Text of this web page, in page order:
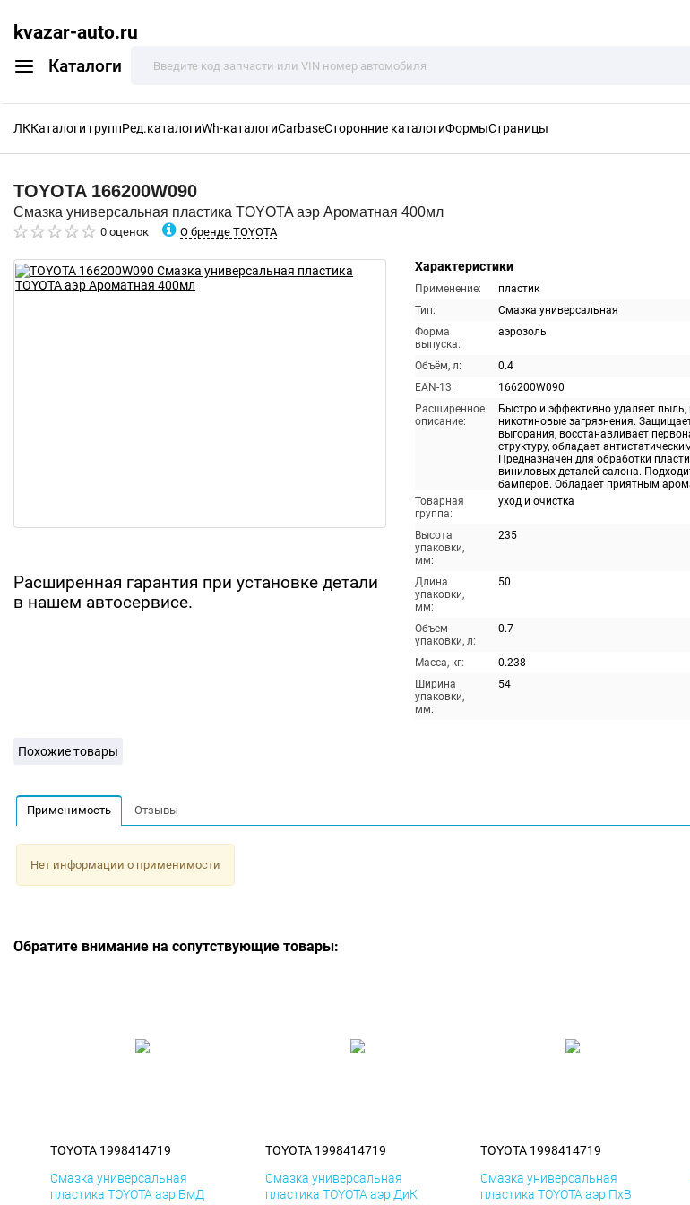
kvazar-auto.ru
Каталоги
ЛККаталоги группРед.каталогиWh-каталогиCarbaseСторонние каталогиФормыСтраницы
TOYOTA 166200W090
Смазка универсальная пластика TOYOTA аэр Ароматная 400мл
0 оценок О бренде TOYOTA
Расширенная гарантия при установке детали
в нашем автосервисе.
Характеристики
Применение:
пластик
Тип:
Смазка универсальная
Форма
выпуска:
аэрозоль
Объём, л:
0.4
EAN-13:
166200W090
Расширенное
описание:
Быстро и эффективно удаляет пыль,
никотиновые загрязнения.
выгорания, восстанавливает
структуру, обладает
Предназначен для обработки
виниловых деталей салона.
бамперов. Обладает приятным
Товарная
группа:
уход и очистка
Высота
упаковки,
мм:
235
Длина
упаковки,
мм:
50
Объем
упаковки, л:
0.7
Масса, кг:
0.238
Ширина
упаковки,
мм:
54
Похожие товары
Применимость Отзывы
Нет информации о применимости
Обратите внимание на сопутствующие товары:
TOYOTA 1998414719
Смазка универсальная
пластика TOYOTA аэр БмД
TOYOTA 1998414719
Смазка универсальная
пластика TOYOTA аэр ДиК
TOYOTA 1998414719
Смазка универсальная
пластика TOYOTA аэр ПхВ